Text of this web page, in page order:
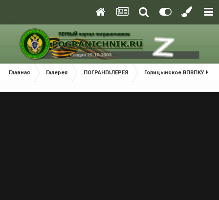
Главная Галерея ПОГРАНГАЛЕРЕЯ Голицынское ВПВПКУ